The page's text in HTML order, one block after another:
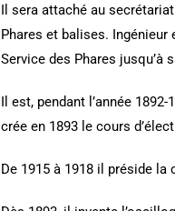
Il sera attaché au
Phares et balises. Ingénieur
Service des Phares jusqu’à
Il est, pendant l’année
crée en 1893 le cours
De 1915 à 1918 il préside